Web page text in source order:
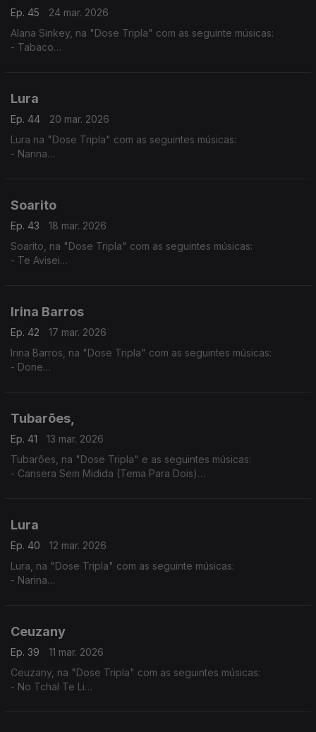
Ep. 45
24 mar. 2026
Alana Sinkey, na "Dose Tripla" com as seguinte músicas:
- Tabaco
Lura
Ep. 44
20 mar. 2026
Lura na "Dose Tripla" com as seguintes músicas:
- Narina
Soarito
Ep. 43
18 mar. 2026
Soarito, na "Dose Tripla" com as seguintes músicas:
- Te Avisei
Irina Barros
Ep. 42
17 mar. 2026
Irina Barros, na "Dose Tripla" com as seguintes músicas:
- Done
Tubarões,
Ep. 41
13 mar. 2026
Tubarões, na "Dose Tripla" e as seguintes músicas:
- Cansera Sem Midida (Tema Para Dois)
Lura
Ep. 40
12 mar. 2026
Lura, na "Dose Tripla" com as seguinte músicas:
- Narina
Ceuzany
Ep. 39
11 mar. 2026
Ceuzany, na "Dose Tripla" com as seguintes músicas:
- No Tchal Te Li